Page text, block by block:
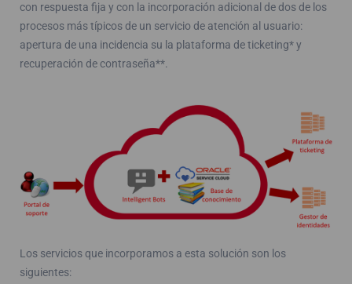
con respuesta fija y con la incorporación adicional de dos de los
procesos más típicos de un servicio de atención al usuario:
apertura de una incidencia su la plataforma de ticketing* y
recuperación de contraseña**.
Los servicios que incorporamos a esta solución son los
siguientes: